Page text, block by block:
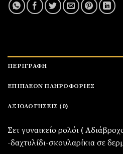
ΠΕΡΙΓΡΑΦΉ
ΕΠΙΠΛΈΟΝ ΠΛΗΡΟΦΟΡΊΕΣ
ΑΞΙΟΛΟΓΉΣΕΙΣ (0)
Σετ γυναικείο ρολόι (
-δαχτυλίδι-σκουλαρίκια σε